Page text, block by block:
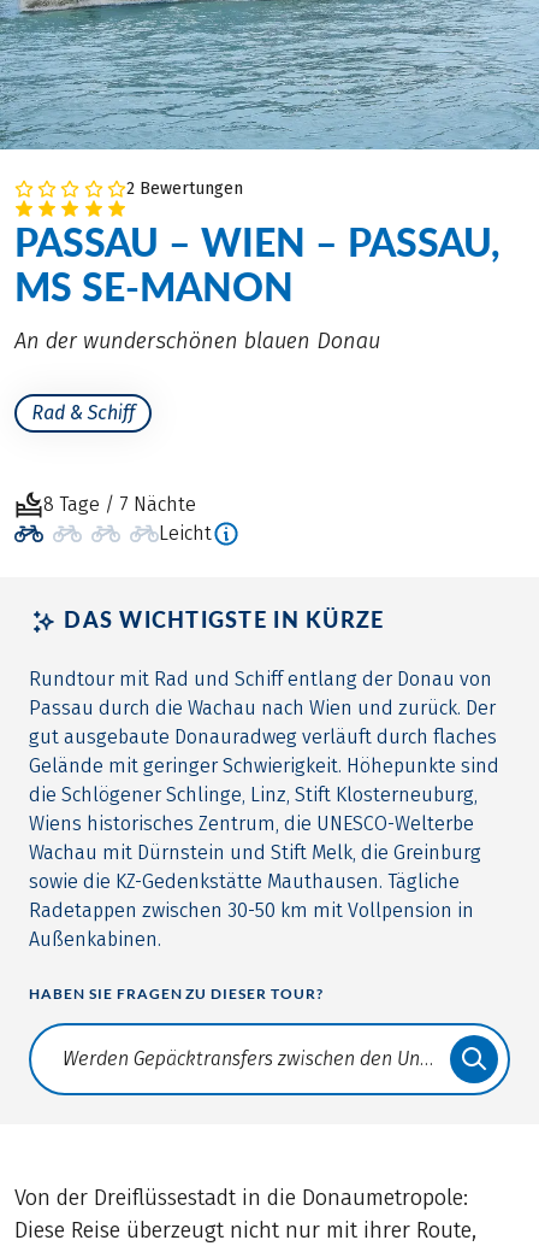
2 Bewertungen
PASSAU – WIEN – PASSAU,
MS SE-MANON
An der wunderschönen blauen Donau
Rad & Schiff
8 Tage / 7 Nächte
Leicht
DAS WICHTIGSTE IN KÜRZE
Rundtour mit Rad und Schiff entlang der Donau von
Passau durch die Wachau nach Wien und zurück. Der
gut ausgebaute Donauradweg verläuft durch flaches
Gelände mit geringer Schwierigkeit. Höhepunkte sind
die Schlögener Schlinge, Linz, Stift Klosterneuburg,
Wiens historisches Zentrum, die UNESCO-Welterbe
Wachau mit Dürnstein und Stift Melk, die Greinburg
sowie die KZ-Gedenkstätte Mauthausen. Tägliche
Radetappen zwischen 30-50 km mit Vollpension in
Außenkabinen.
HABEN SIE FRAGEN ZU DIESER TOUR?
Translate: a11y.faq.search
Von der Dreiflüssestadt in die Donaumetropole:
Diese Reise überzeugt nicht nur mit ihrer Route,